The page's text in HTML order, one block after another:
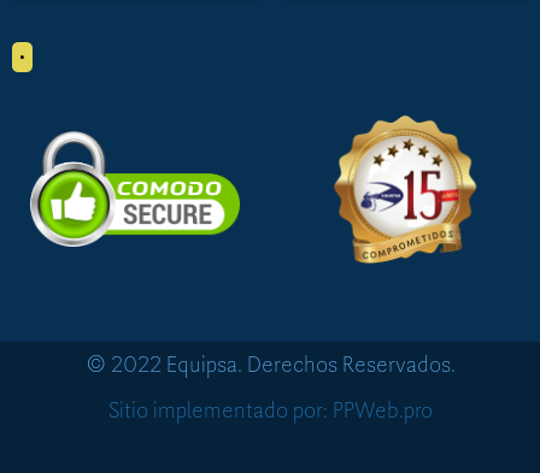
•
© 2022 Equipsa. Derechos Reservados.
Sitio implementado por: PPWeb.pro